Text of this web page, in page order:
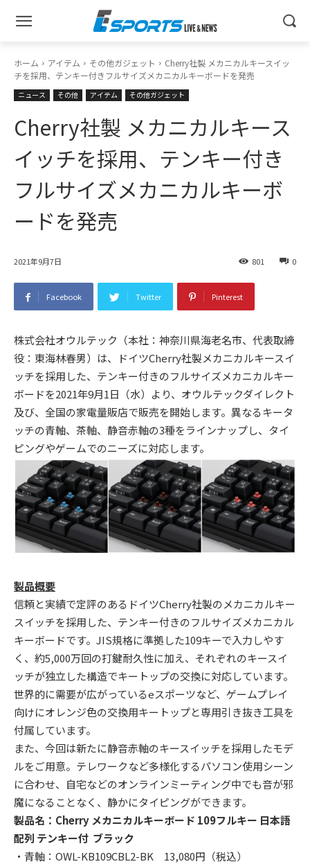
ホーム アイテム その他ガジェット
Cherry社製 メカニカルキースイッ
チを採用、テンキー付きフルサイズメカニカルキーボードを発売
ニュース その他 アイテム その他ガジェット
Cherry社製 メカニカルキース
イッチを採用、テンキー付き
フルサイズメカニカルキーボ
ードを発売
2021年9月7日 0
801
Facebook Twitter Pinterest
株式会社オウルテック（本社：神奈川県海老名市、代表取締
役：東海林春男）は、ドイツCherry社製メカニカルキースイ
ッチを採用した、テンキー付きのフルサイズメカニカルキー
ボードを2021年9月1日（水）より、オウルテックダイレクト
及び、全国の家電量販店で販売を開始します。異なるキータ
ッチの青軸、茶軸、静音赤軸の3種をラインナップし、タイ
ピングやゲームでのニーズに対応します。
製品概要
信頼と実績で定評のあるドイツCherry社製のメカニカルキー
スイッチを採用した、テンキー付きのフルサイズメカニカル
キーボードです。JIS規格に準拠した109キーで入力しやす
く、約5,000万回の打鍵耐久性に加え、それぞれのキースイ
ッチが独立した構造でキートップの交換に対応しています。
世界的に需要が広がっているeスポーツなど、ゲームプレイ
向けにオレンジ色の交換用キートップと専用引き抜き工具を
付属しています。
また、今回は新たに静音赤軸のキースイッチを採用したモデ
ルをご用意。テレワークなど多様化するパソコン使用シーン
に合わせ、自宅などのオンラインミーティング中でも音が邪
魔になることなく、静かにタイピングができます。
製品名：Cherry メカニカルキーボード 109フルキー 日本語
配列 テンキー付 ブラック
・青軸：OWL-KB109CBL2-BK 13,080円（税込）